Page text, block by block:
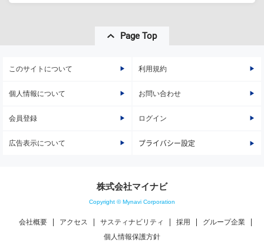
Page Top
このサイトについて 利用規約
個人情報について お問い合わせ
会員登録 ログイン
広告表示について プライバシー設定
株式会社マイナビ
Copyright © Mynavi Corporation
会社概要 アクセス サスティナビリティ 採用
グループ企業
個人情報保護方針